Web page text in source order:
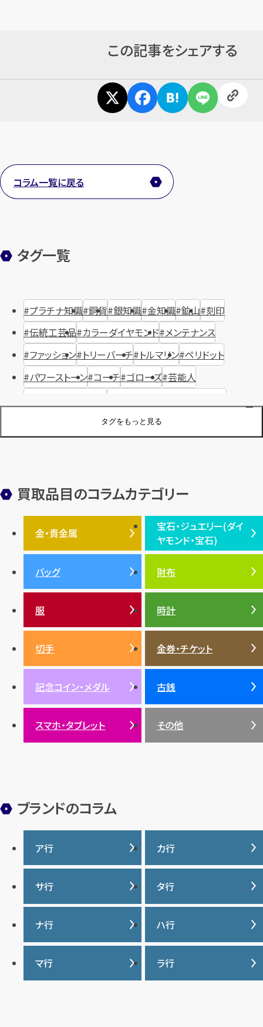
この記事をシェアする
コラム一覧に戻る
タグ一覧
タグをもっと見る
プラチナ知識 銅貨 銀知識 金知識 鉱山 刻印
伝統工芸品 カラーダイヤモンド メンテナンス
ファッション トリーバーチ トルマリン ペリドット
パワーストーン コーチ ゴローズ 芸能人
ジュエリーブランド オーデマピゲ
装飾品 オメガ シュプリーム ウブロ
エルメス ダイヤモンド ルイ・ヴィトン 豆知識 カルティエ
投資 金地金 金価格・相場 グッチ 買取 プラダ
ティファニー
金貨 ブルガリ
バッグ
アメジスト
バレンシアガ
ルビー 陶磁器・ガラス ブレゲ SDGs
買取品目のコラムカテゴリー
金・貴金属
金・貴金属TOP
プラチナ
銀・シルバー
宝石・ジュエリー(ダイ
ヤモンド・宝石)
宝石・ジュエリー(ダイヤモ
ンド・宝石)TOP
ダイヤモンド
エメラルド
ルビー
サファイア
パール
サンゴ
ヒスイ
バッグ 財布
服 時計
切手 金券・チケット
記念コイン・メダル 古銭
スマホ・タブレット その他
ブランドのコラム
ア行
IWC
ヴァシュロンコンスタンタ
ン
ウブロ
エルメス
オーデマ ピゲ
カ行
カナダグース
カルティエ
グッチ
クロムハーツ
ケイト・スペード
サ行
サマンサタバサ
ジーショック
ジャガー・ルクルト
タ行
タグ・ホイヤー
ディオール
ティファニー
ナ行
ナイキ
ハ行
バーバリー
バカラ
マ行 ラ行